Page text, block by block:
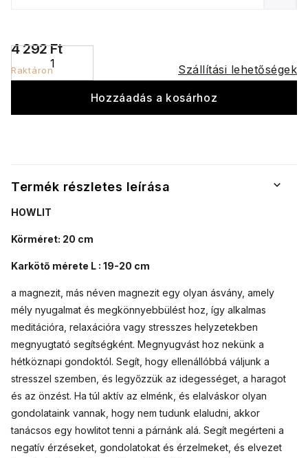
4 292 Ft
Raktáron Szállítási lehetőségek
Hozzáadás a kosárhoz
Termék részletes leírása
HOWLIT
Körméret: 20 cm
Karkötő mérete L : 19-20 cm
a magnezit, más néven magnezit egy olyan ásvány, amely
mély nyugalmat és megkönnyebbülést hoz, így alkalmas
meditációra, relaxációra vagy stresszes helyzetekben
megnyugtató segítségként. Megnyugvást hoz nekünk a
hétköznapi gondoktól. Segít, hogy ellenállóbbá váljunk a
stresszel szemben, és legyőzzük az idegességet, a haragot
és az önzést. Ha túl aktív az elménk, és elalváskor olyan
gondolataink vannak, hogy nem tudunk elaludni, akkor
tanácsos egy howlitot tenni a párnánk alá. Segít megérteni a
negatív érzéseket, gondolatokat és érzelmeket, és elvezet